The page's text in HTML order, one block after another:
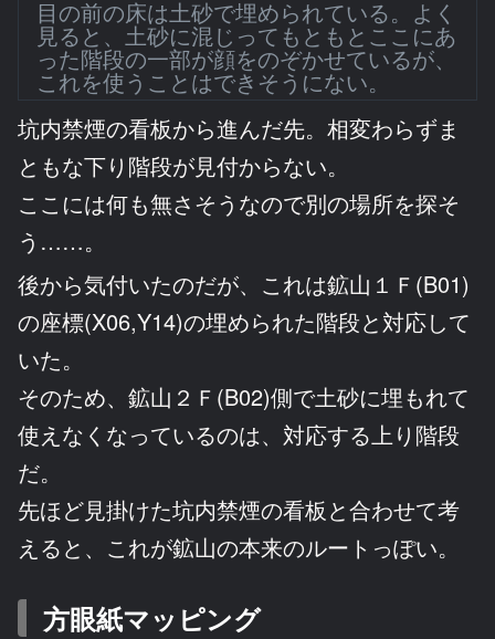
目の前の床は土砂で埋められている。よく
見ると、土砂に混じってもともとここにあ
った階段の一部が顔をのぞかせているが、
これを使うことはできそうにない。
坑内禁煙の看板から進んだ先。相変わらずま
ともな下り階段が見付からない。
ここには何も無さそうなので別の場所を探そ
う……。
後から気付いたのだが、これは鉱山１Ｆ(B01)
の座標(X06,Y14)の埋められた階段と対応して
いた。
そのため、鉱山２Ｆ(B02)側で土砂に埋もれて
使えなくなっているのは、対応する上り階段
だ。
先ほど見掛けた坑内禁煙の看板と合わせて考
えると、これが鉱山の本来のルートっぽい。
方眼紙マッピング